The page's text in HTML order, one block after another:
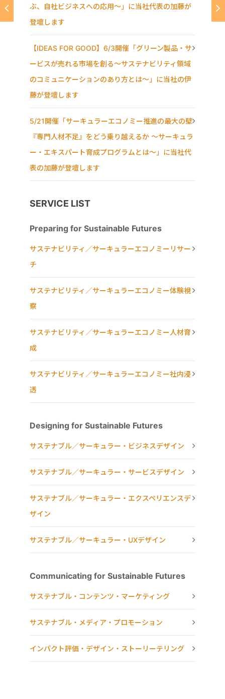
ぶ、自社ビジネスへの応用〜」に当社代表の加藤が
登壇します
【IDEAS FOR GOOD】6/3開催「グリーン製品・サ
ービスが売れる市場を創る〜サステナビリティ領域
のコミュニケーションのあり方とは〜」に当社の伊
藤が登壇します
5/21開催「サーキュラーエコノミー推進の最大の壁
『専門人材不足』をどう乗り越えるか ～サーキュラ
ー・エキスパート育成プログラムとは～」に当社代
表の加藤が登壇します
SERVICE LIST
Preparing for Sustainable Futures
サステナビリティ／サーキュラーエコノミーリサー
チ
サステナビリティ／サーキュラーエコノミー体験視
察
サステナビリティ／サーキュラーエコノミー人材育
成
サステナビリティ／サーキュラーエコノミー社内浸
透
Designing for Sustainable Futures
サステナブル／サーキュラー・ビジネスデザイン
サステナブル／サーキュラー・サービスデザイン
サステナブル／サーキュラー・エクスペリエンスデ
ザイン
サステナブル／サーキュラー・UXデザイン
Communicating for Sustainable Futures
サステナブル・コンテンツ・マーケティング
サステナブル・メディア・プロモーション
インパクト評価・デザイン・ストーリーテリング